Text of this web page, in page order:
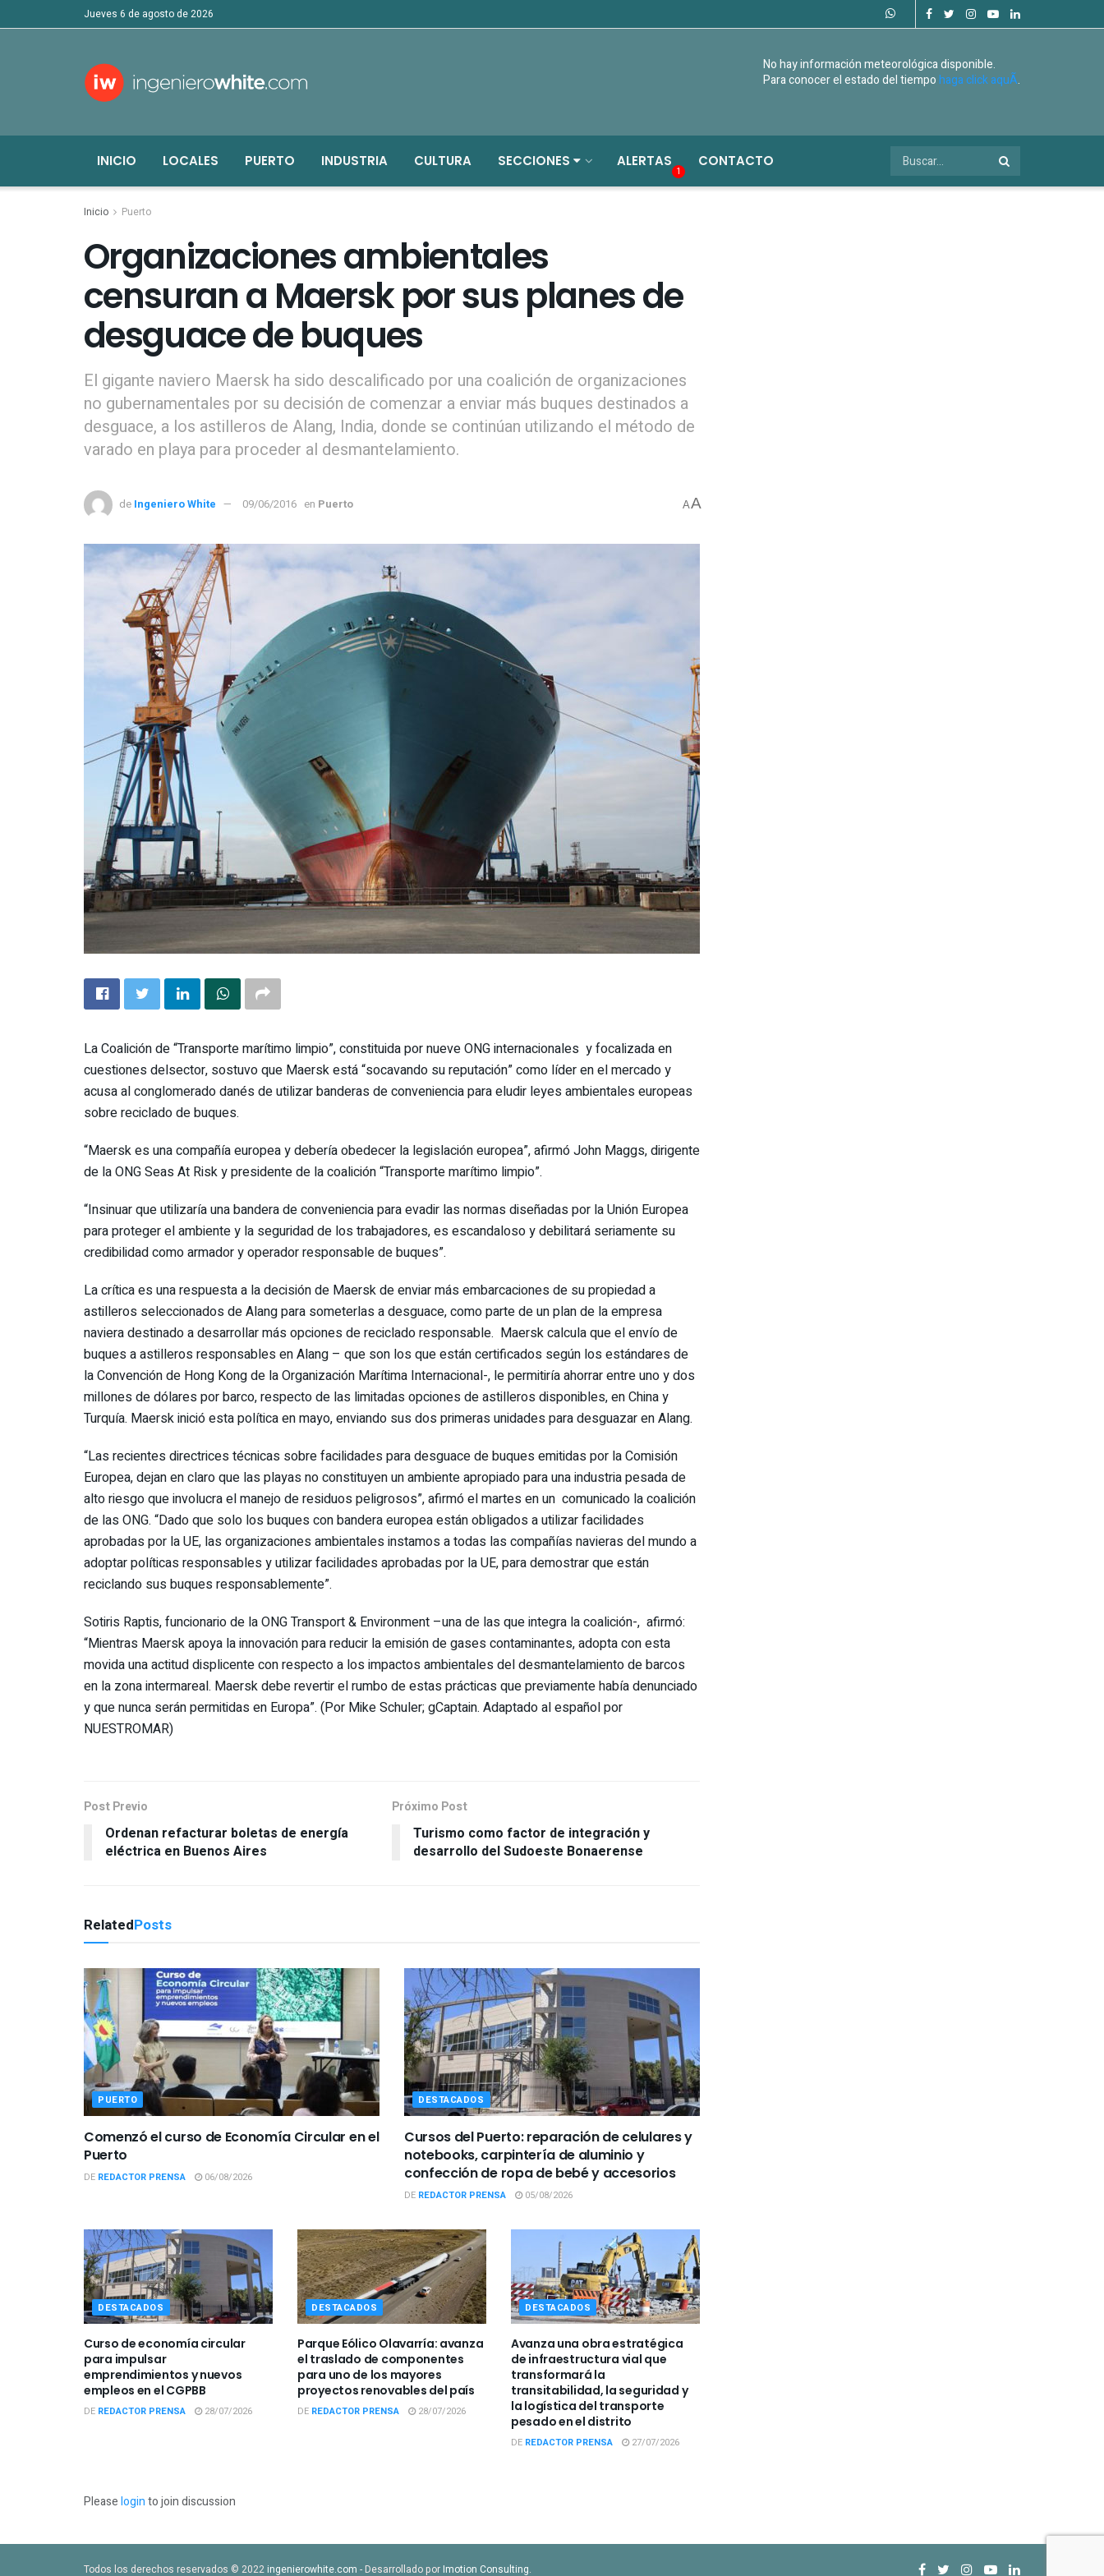
jueves 6 de agosto de 2026
No hay información meteorológica disponible.
Para conocer el estado del tiempohaga click aquÃ­.
INICIO LOCALES PUERTO INDUSTRIA CULTURA SECCIONES ALERTAS
1
CONTACTO
Inicio Puerto
Organizaciones ambientales
censuran a Maersk por sus planes de
desguace de buques
El gigante naviero Maersk ha sido descalificado por una coalición de organizaciones
no gubernamentales por su decisión de comenzar a enviar más buques destinados a
desguace, a los astilleros de Alang, India, donde se continúan utilizando el método de
varado en playa para proceder al desmantelamiento.
de Ingeniero White 09/06/2016 en Puerto AA
La Coalición de “Transporte marítimo limpio”, constituida por nueve ONGinternacionales y focalizada en
cuestiones delsector, sostuvo que Maersk está “socavando su reputación” como líder en elmercadoy
acusa al conglomerado danés de utilizar banderas de conveniencia para eludir leyes ambientales europeas
sobre reciclado de buques.
“Maersk es una compañía europea y debería obedecer la legislación europea”, afirmó John Maggs, dirigente
de la ONG Seas At Risk y presidente de la coalición “Transporte marítimo limpio”.
“Insinuar que utilizaría unabanderade conveniencia para evadir las normas diseñadas por la Unión Europea
para proteger el ambiente y la seguridadde los trabajadores, es escandaloso y debilitará seriamente su
credibilidad como armador y operador responsable de buques”.
La crítica es una respuesta a la decisión de Maersk de enviar más embarcaciones de su propiedad a
astilleros seleccionados de Alang para someterlas a desguace, como parte de un plan de la empresa
naviera destinado a desarrollar más opciones de reciclado responsable. Maersk calcula que el envío de
buques a astilleros responsables en Alang – que son los que están certificados según los estándares de
la Convención de Hong Kong de la Organización Marítima Internacional-, le permitiría ahorrar entre uno y dos
millones de dólares por barco, respecto de las limitadas opciones de astilleros disponibles, en China y
Turquía. Maersk inició esta política en mayo, enviando sus dos primeras unidades para desguazar en Alang.
“Las recientes directrices técnicas sobre facilidades para desguace de buques emitidas por la Comisión
Europea, dejan en claro que las playas no constituyen un ambiente apropiado para una industria pesada de
alto riesgo que involucra el manejo de residuos peligrosos”, afirmó el martes en un comunicado la coalición
de las ONG. “Dado que solo los buques con bandera europea están obligados a utilizar facilidades
aprobadas por la UE, las organizaciones ambientales instamos a todas las compañías navieras del mundo a
adoptar políticas responsables y utilizar facilidades aprobadas por la UE, para demostrar que están
reciclando sus buques responsablemente”.
Sotiris Raptis, funcionario de la ONG Transport & Environment –una de las que integra la coalición-, afirmó:
“Mientras Maersk apoya la innovación para reducir la emisión de gases contaminantes, adopta con esta
movida una actitud displicente con respecto a los impactos ambientales del desmantelamiento de barcos
en la zona intermareal. Maersk debe revertir el rumbo de estas prácticas que previamente había denunciado
y que nunca serán permitidas en Europa”. (Por Mike Schuler; gCaptain. Adaptado al español por
NUESTROMAR)
Post Previo
Ordenan refacturar boletas de energía
eléctrica en Buenos Aires
Próximo Post
Turismo como factor de integración y
desarrollo del Sudoeste Bonaerense
RelatedPosts
PUERTO
Comenzó el curso de Economía Circular en el
Puerto
DE REDACTOR PRENSA 06/08/2026
DESTACADOS
Cursos del Puerto: reparación de celulares y
notebooks, carpintería de aluminio y
confección de ropa de bebé y accesorios
DE REDACTOR PRENSA 05/08/2026
DESTACADOS
Curso de economía circular
para impulsar
emprendimientos y nuevos
empleos en el CGPBB
DE REDACTOR PRENSA 28/07/2026
DESTACADOS
Parque Eólico Olavarría: avanza
el traslado de componentes
para uno de los mayores
proyectos renovables del país
DE REDACTOR PRENSA 28/07/2026
DESTACADOS
Avanza una obra estratégica
de infraestructura vial que
transformará la
transitabilidad, la seguridad y
la logística del transporte
pesado en el distrito
DE REDACTOR PRENSA 27/07/2026
Pleaseloginto join discussion
Todos los derechos reservados © 2022ingenierowhite.com - Desarrollado porImotion Consulting.